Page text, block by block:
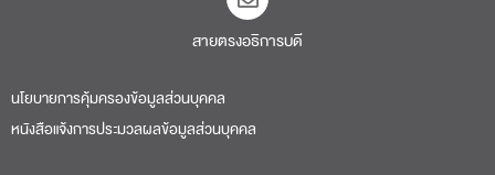
สายตรงอธิการบดี​
นโยบายการคุ้มครองข้อมูลส่วนบุคคล
หนังสือแจ้งการประมวลผลข้อมูลส่วนบุคคล